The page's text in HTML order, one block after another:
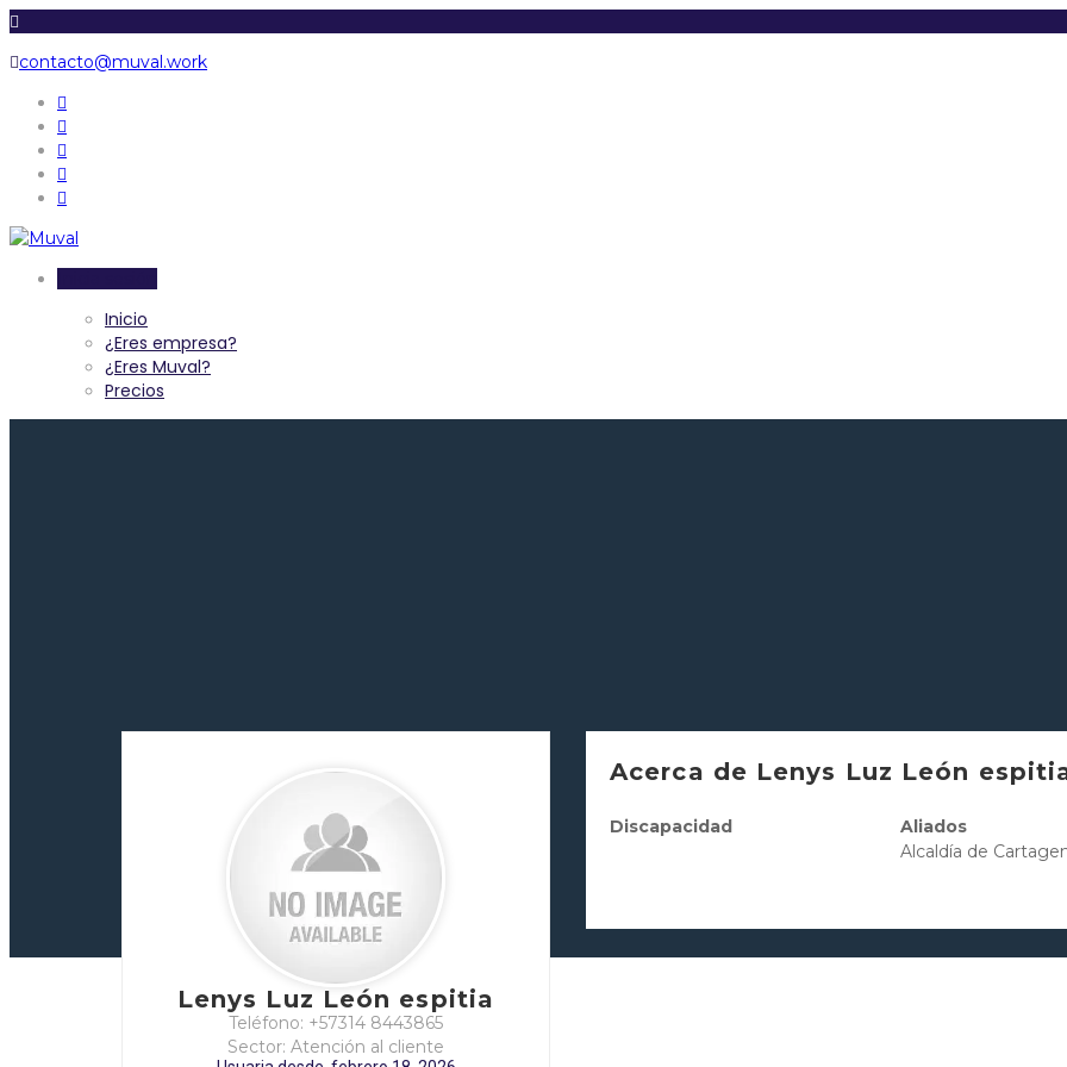
contacto@muval.work
Inicio
¿Eres empresa?
¿Eres Muval?
Precios
Lenys Luz León espitia
Teléfono: +57314 8443865
Sector: Atención al cliente
Acerca de Lenys Luz León
Discapacidad
Aliados
Alcaldía de